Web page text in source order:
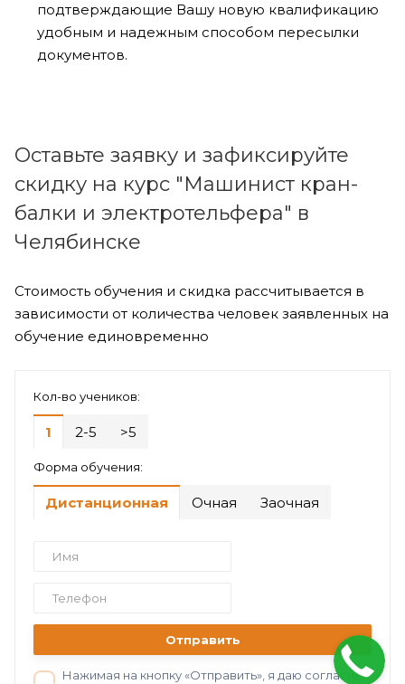
подтверждающие Вашу новую квалификацию
удобным и надежным способом пересылки
документов.
Оставьте заявку и зафиксируйте
скидку на курс "Машинист кран-
балки и электротельфера" в
Челябинске
Стоимость обучения и скидка рассчитывается в
зависимости от количества человек заявленных на
обучение единовременно
Кол-во учеников:
1 2-5 >5
Форма обучения:
Дистанционная Очная Заочная
Отправить
Нажимая на кнопку «Отправить», я даю согласие на обработку персональных данных в соответствии с нашей